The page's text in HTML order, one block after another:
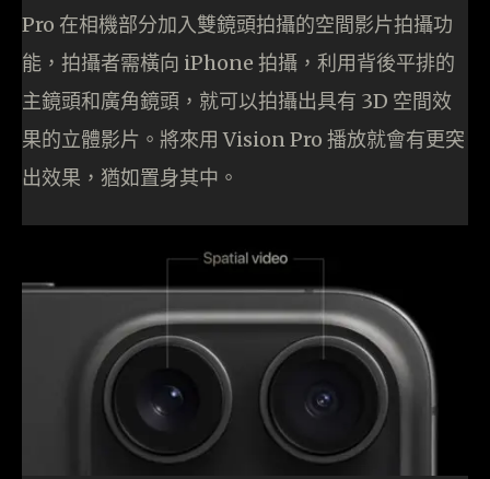
Pro 在相機部分加入雙鏡頭拍攝的空間影片拍攝功
能，拍攝者需橫向 iPhone 拍攝，利用背後平排的
主鏡頭和廣角鏡頭，就可以拍攝出具有 3D 空間效
果的立體影片。將來用 Vision Pro 播放就會有更突
出效果，猶如置身其中。